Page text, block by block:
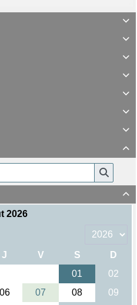








